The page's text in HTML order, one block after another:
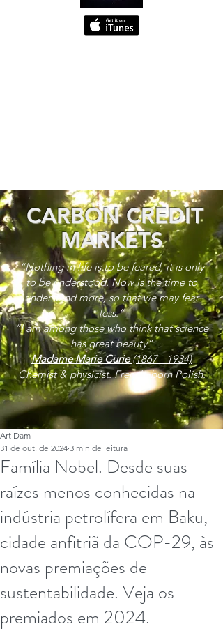
CARBON CREDIT
MARKETS
“Nothing in life is to be feared, it is only
to be understood. Now is the time to
understand more, so that we may fear
less.”
“I am among those who think that science
has great beauty”
Madame Marie Curie(1867 - 1934)
Chemist & physicist. French, born Polish.
Família Nobel. Desde suas
raízes menos conhecidas na
indústria petrolífera em Baku,
cidade anfitriã da COP-29, às
novas premiações de
sustentabilidade. Veja os
premiados em 2024.
Art Dam
31 de out. de 2024 3 min de leitura